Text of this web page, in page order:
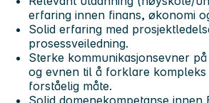
erfaring innen finans, økonomi
Solid erfaring med
prosessveiledning.
Sterke kommunikasjonsevner
og evnen til å forklare
forståelig måte.